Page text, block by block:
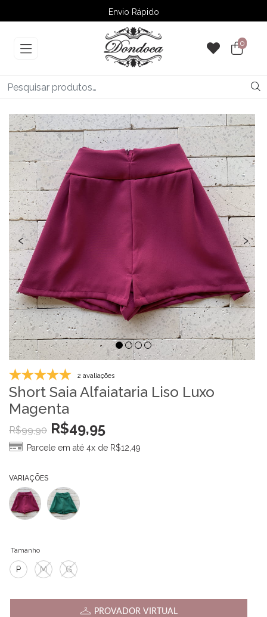
Envio Rápido
➚ Ofertas– Até 60% OFF
0
‹ ›
2 avaliações
Short Saia Alfaiataria Liso Luxo
Magenta
R$99,90 R$49,95
Parcele em até 4x de R$12,49
VARIAÇÕES
Tamanho
P M G
PROVADOR VIRTUAL